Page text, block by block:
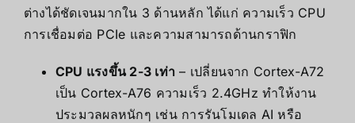
ต่างได้ชัดเจนมากใน 3 ด้านหลัก ได้แก่ ความเร็ว CPU
การเชื่อมต่อ PCIe และความสามารถด้านกราฟิก
CPU แรงขึ้น 2-3 เท่า – เปลี่ยนจาก Cortex-A72
เป็น Cortex-A76 ความเร็ว 2.4GHz ทำให้งาน
ประมวลผลหนักๆ เช่น การรันโมเดล AI หรือ